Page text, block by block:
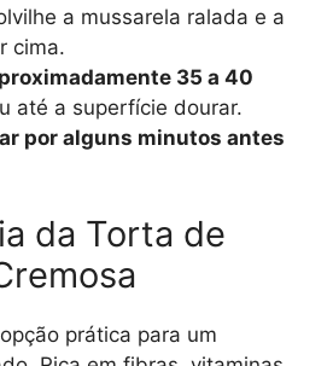
a mussarela ralada e a
cima.
35 a 40
até a superfície dourar.
por alguns minutos antes
da Torta de
prática para um